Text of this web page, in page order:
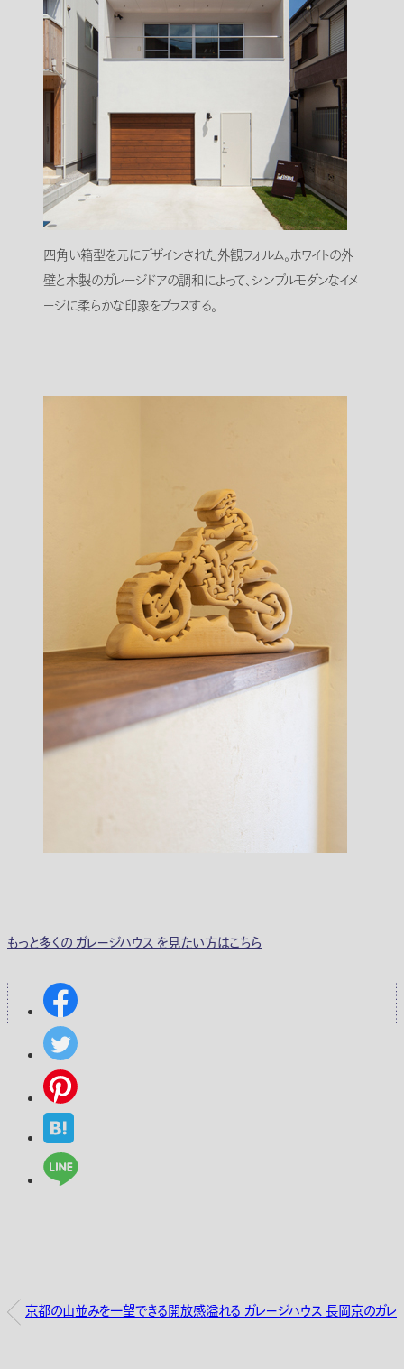
四角い箱型を元にデザインされた外観フォルム。ホワイトの外
壁と木製のガレージドアの調和によって、シンプルモダンなイメ
ージに柔らかな印象をプラスする。
もっと多くの ガレージハウス を見たい方はこちら
京都の山並みを一望できる開放感溢れる ガレージハウス 長岡京のガレ